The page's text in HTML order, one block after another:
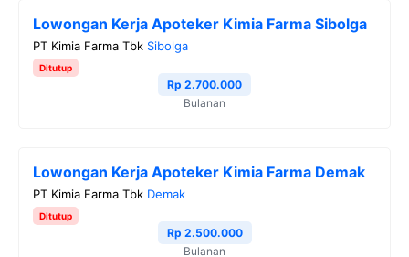
Lowongan Kerja Apoteker Kimia Farma Sibolga
PT Kimia Farma Tbk Sibolga
Ditutup
Rp 2.700.000
Bulanan
Lowongan Kerja Apoteker Kimia Farma Demak
PT Kimia Farma Tbk Demak
Ditutup
Rp 2.500.000
Bulanan